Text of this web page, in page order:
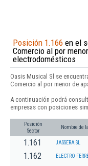
Posición 1.166 en el
Comercio al por
electrodomésticos
Oasis Musical Sl se
Comercio al por menor de
A continuación podrá
empresas con posiciones
Posición
Sector
Nombre de
1.161 JASSERA SL
1.162 ELECTRO FERRE